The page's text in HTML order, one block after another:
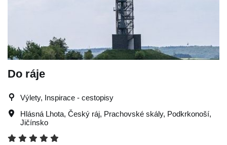
Do ráje
Výlety, Inspirace - cestopisy
Hlásná Lhota, Český ráj, Prachovské skály, Podkrkonoší,
Jičínsko